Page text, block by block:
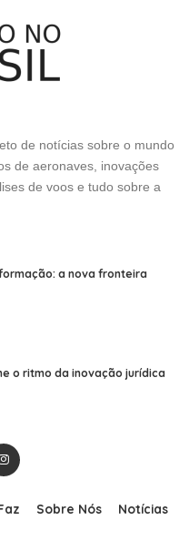
de notícias sobre o mundo
de aeronaves, inovações
de voos e tudo sobre a
a nova fronteira
o ritmo da inovação jurídica
Sobre Nós Notícias